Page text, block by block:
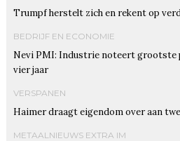
Trumpf herstelt zich en rekent op
BEDRIJF EN ECONOMIE
Nevi PMI: Industrie noteert
vier jaar
VERSPANEN
Haimer draagt eigendom over aan
METAALNIEUWS EXTRA IM